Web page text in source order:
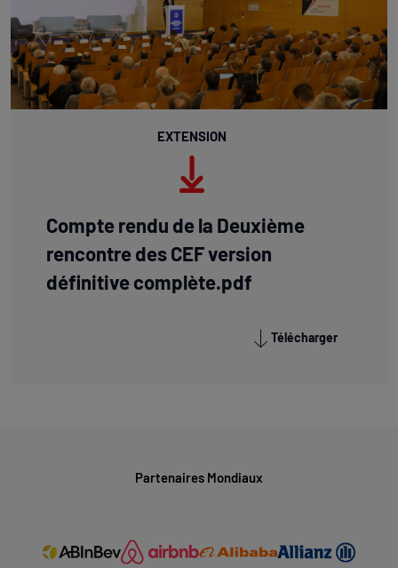
EXTENSION
Compte rendu de la Deuxième
rencontre des CEF version
définitive complète.pdf
Télécharger
Partenaires Mondiaux